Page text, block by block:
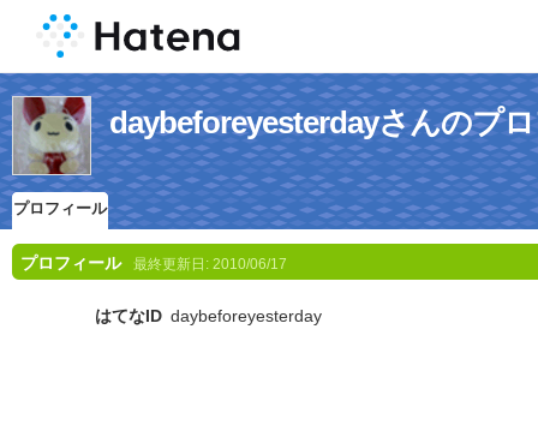
daybeforeyesterdayさんのプ
プロフィール
プロフィール 最終更新日: 2010/06/17
はてなID daybeforeyesterday